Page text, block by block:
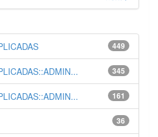
449
345
161
36